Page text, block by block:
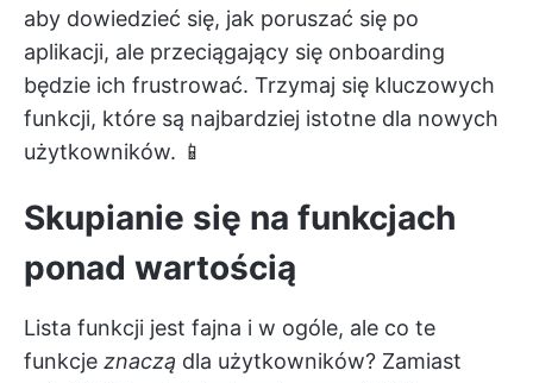
aby dowiedzieć się, jak poruszać się po
aplikacji, ale przeciągający się onboarding
będzie ich frustrować. Trzymaj się kluczowych
funkcji, które są najbardziej istotne dla nowych
użytkowników. 📱
Skupianie się na funkcjach
ponad wartością
Lista funkcji jest fajna i w ogóle, ale co te
funkcje znaczą dla użytkowników? Zamiast